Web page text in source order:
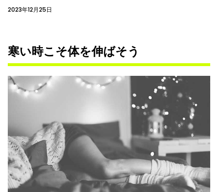
2023年12月25日
寒い時こそ体を伸ばそう